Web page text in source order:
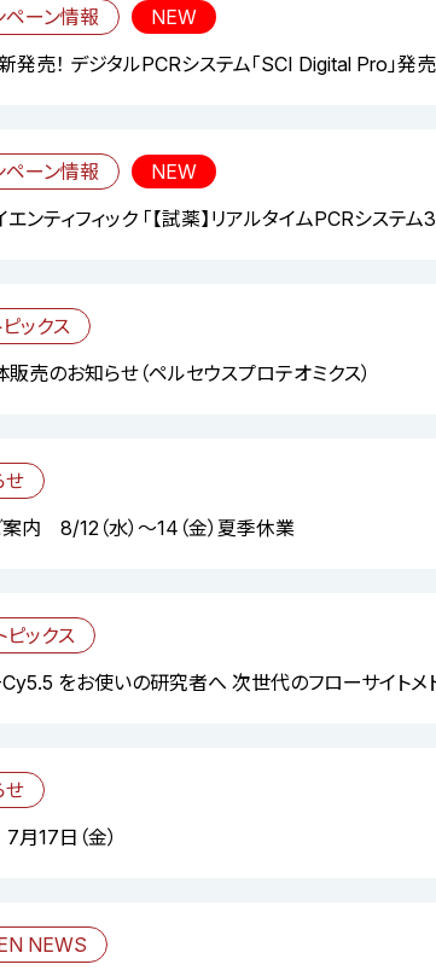
ペーン情報
NEW
新発売！ デジタルPCRシステム「SCI Digital Pro」発
ペーン情報
NEW
エンティフィック 「【試薬】リアルタイムPCRシ
ックス
売のお知らせ（ペルセウスプロテオミクス）
せ
内 8/12（水）～14（金）夏季休業
ピックス
Cy5.5 をお使いの研究者へ 次世代のフローサイト
せ
17日（金）
NEWS